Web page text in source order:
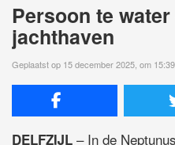
Persoon te
jachthaven
Geplaatst op 15 december 2025, om
DELFZIJL – In de